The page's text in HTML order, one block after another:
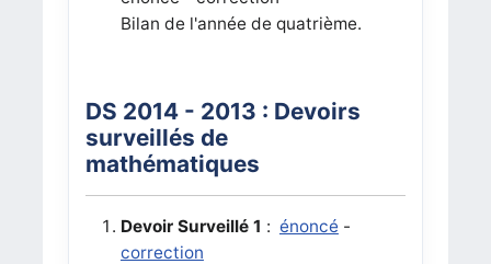
Bilan de l'année de quatrième.
DS 2014 - 2013 : Devoirs
surveillés de
mathématiques
Devoir Surveillé 1 : énoncé -
correction